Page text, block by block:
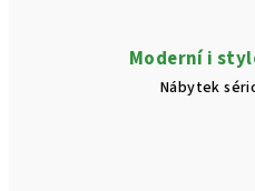
Moderní i
Nábytek